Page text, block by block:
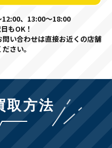
12:00、13:00〜18:00
もOK！
い合わせは直接お近くの店舗
さい。
取方法